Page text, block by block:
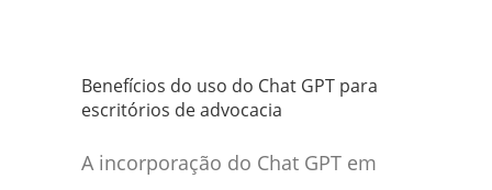
Benefícios do uso do Chat GPT para
escritórios de advocacia
A incorporação do Chat GPT em